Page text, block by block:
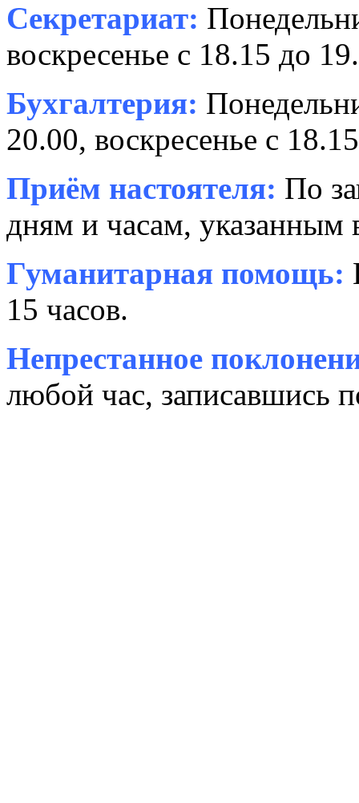
Секретариат:
воскресенье с 18.15 до
Бухгалтерия:
20.00, воскресенье с
Приём настоятеля: По
дням и часам, указанным
Гуманитарная помощь:
15 часов.
Непрестанное
любой час, записавшись